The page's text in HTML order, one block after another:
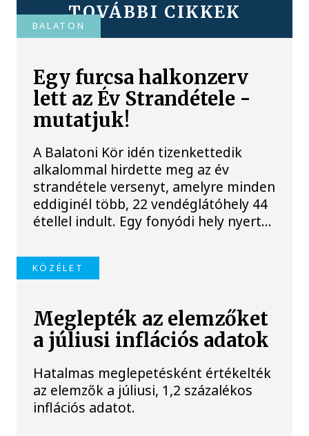
TOVÁBBI CIKKEK
BALATON
Egy furcsa halkonzerv
lett az Év Strandétele -
mutatjuk!
A Balatoni Kör idén tizenkettedik
alkalommal hirdette meg az év
strandétele versenyt, amelyre minden
eddiginél több, 22 vendéglátóhely 44
étellel indult. Egy fonyódi hely nyert...
KÖZÉLET
Meglepték az elemzőket
a júliusi inflációs adatok
Hatalmas meglepetésként értékelték
az elemzők a júliusi, 1,2 százalékos
inflációs adatot.